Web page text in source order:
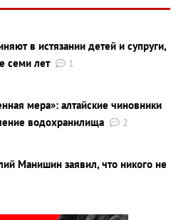
в истязании детей и супруги,
семи лет
1
мера»: алтайские чиновники
водохранилища
2
Манишин заявил, что никого не